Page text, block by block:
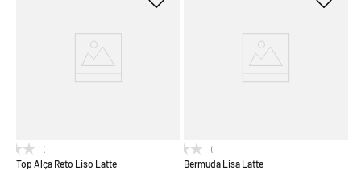
(0)
Top Alça Reto Liso Latte
(0)
Bermuda Lisa Latte